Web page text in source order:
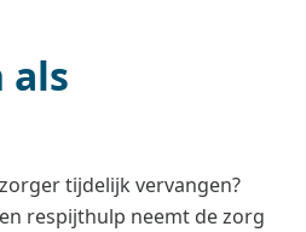
als
tijdelijk vervangen?
respijthulp neemt de zorg